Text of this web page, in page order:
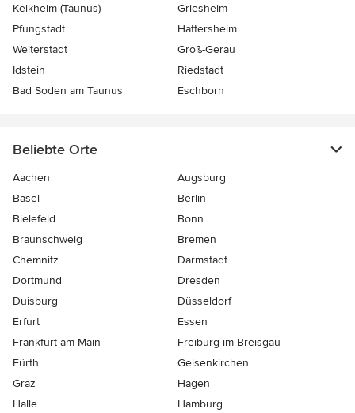
Kelkheim (Taunus)
Griesheim
Pfungstadt
Hattersheim
Weiterstadt
Groß-Gerau
Idstein
Riedstadt
Bad Soden am Taunus
Eschborn
Beliebte Orte
Aachen
Augsburg
Basel
Berlin
Bielefeld
Bonn
Braunschweig
Bremen
Chemnitz
Darmstadt
Dortmund
Dresden
Duisburg
Düsseldorf
Erfurt
Essen
Frankfurt am Main
Freiburg-im-Breisgau
Fürth
Gelsenkirchen
Graz
Hagen
Halle
Hamburg